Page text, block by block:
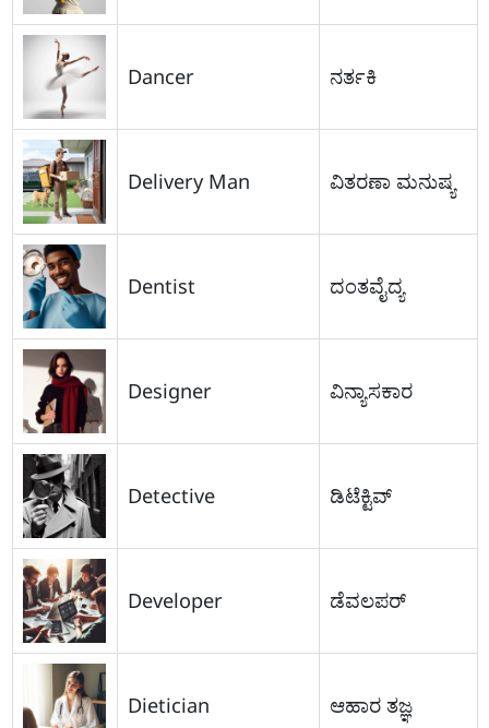
Dancer ನರ್ತಕಿ
Delivery Man ವಿತರಣಾ ಮನುಷ್ಯ
Dentist ದಂತವೈದ್ಯ
Designer ವಿನ್ಯಾಸಕಾರ
Detective ಡಿಟೆಕ್ಟಿವ್
Developer ಡೆವಲಪರ್
Dietician ಆಹಾರ ತಜ್ಞ